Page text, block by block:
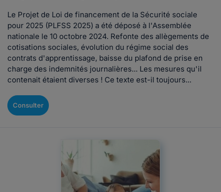
Le Projet de Loi de financement de la Sécurité sociale
pour 2025 (PLFSS 2025) a été déposé à l'Assemblée
nationale le 10 octobre 2024. Refonte des allègements de
cotisations sociales, évolution du régime social des
contrats d'apprentissage, baisse du plafond de prise en
charge des indemnités journalières... Les mesures qu'il
contenait étaient diverses ! Ce texte est-il toujours...
Consulter